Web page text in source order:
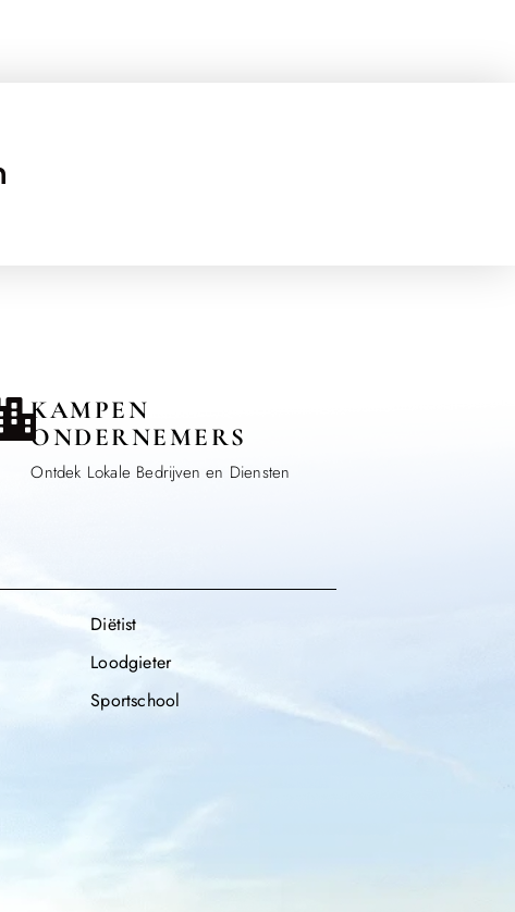
KAMPEN
ONDERNEMERS
Ontdek Lokale Bedrijven en Diensten
Diëtist
Loodgieter
Sportschool